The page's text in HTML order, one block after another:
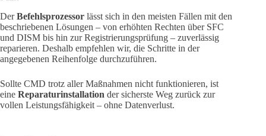
DerBefehlsprozessor lässt sich in den meisten Fällen mit den
beschriebenen Lösungen – von erhöhten Rechten über SFC
und DISM bis hin zur Registrierungsprüfung – zuverlässig
reparieren. Deshalb empfehlen wir, die Schritte in der
angegebenen Reihenfolge durchzuführen.
Sollte CMD trotz aller Maßnahmen nicht funktionieren, ist
eine Reparaturinstallation der sicherste Weg zurück zur
vollen Leistungsfähigkeit – ohne Datenverlust.